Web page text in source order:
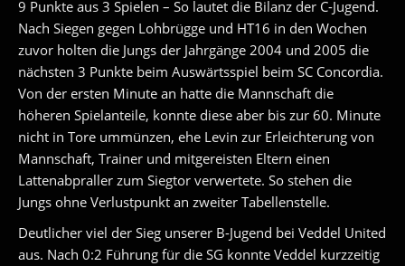
9 Punkte aus 3 Spielen – So lautet die Bilanz der C-Jugend.
Nach Siegen gegen Lohbrügge und HT16 in den Wochen
zuvor holten die Jungs der Jahrgänge 2004 und 2005 die
nächsten 3 Punkte beim Auswärtsspiel beim SC Concordia.
Von der ersten Minute an hatte die Mannschaft die
höheren Spielanteile, konnte diese aber bis zur 60. Minute
nicht in Tore ummünzen, ehe Levin zur Erleichterung von
Mannschaft, Trainer und mitgereisten Eltern einen
Lattenabpraller zum Siegtor verwertete. So stehen die
Jungs ohne Verlustpunkt an zweiter Tabellenstelle.
Deutlicher viel der Sieg unserer B-Jugend bei Veddel United
aus. Nach 0:2 Führung für die SG konnte Veddel kurzzeitig